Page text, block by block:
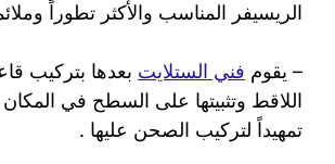
الريسيفر المناسب والأكثر تطوراً
– يقوم فني الستلايت بعدها بتركيب
اللاقط وتثبيتها على السطح في
تمهيداً لتركيب الصحن عليها .